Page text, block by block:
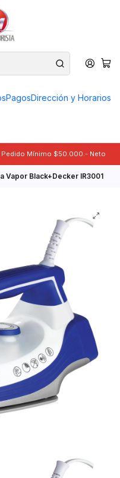
PagosDirección y Horarios
Pedido Mínimo $50.000.- Neto
Vapor Black+Decker IR3001